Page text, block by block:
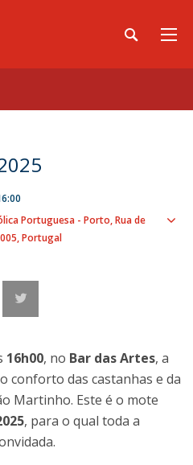
Portuguesa - Porto Rua de
Portugal
16h00, no Bar das Artes, a
conforto das castanhas e da
Martinho. Este é o mote
, para o qual toda a